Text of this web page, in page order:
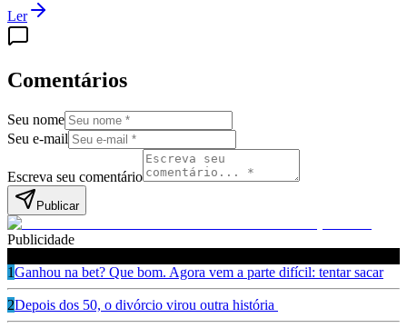
Ler
Comentários
Seu nome
Seu e-mail
Escreva seu comentário
Publicar
Publicidade
1Ganhou na bet? Que bom. Agora vem a parte difícil: tentar sacar
2Depois dos 50, o divórcio virou outra história